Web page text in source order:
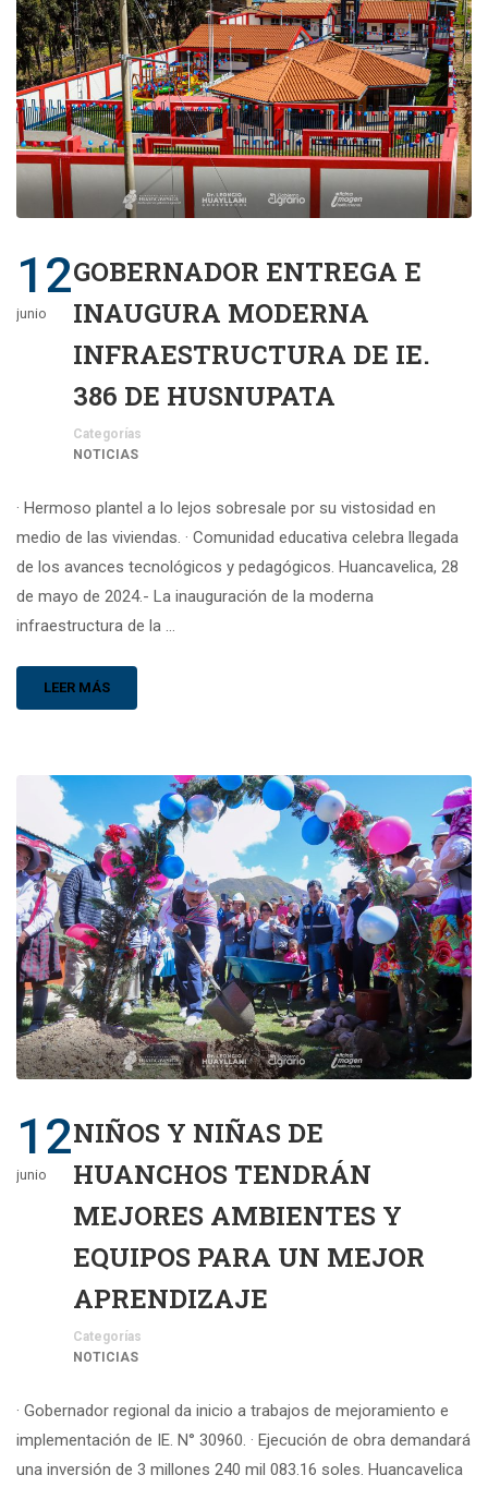
12
junio
GOBERNADOR ENTREGA E
INAUGURA MODERNA
INFRAESTRUCTURA DE IE.
386 DE HUSNUPATA
Categorías
NOTICIAS
· Hermoso plantel a lo lejos sobresale por su vistosidad en
medio de las viviendas. · Comunidad educativa celebra llegada
de los avances tecnológicos y pedagógicos. Huancavelica, 28
de mayo de 2024.- La inauguración de la moderna
infraestructura de la …
LEER MÁS
12
junio
NIÑOS Y NIÑAS DE
HUANCHOS TENDRÁN
MEJORES AMBIENTES Y
EQUIPOS PARA UN MEJOR
APRENDIZAJE
Categorías
NOTICIAS
· Gobernador regional da inicio a trabajos de mejoramiento e
implementación de IE. N° 30960. · Ejecución de obra demandará
una inversión de 3 millones 240 mil 083.16 soles. Huancavelica